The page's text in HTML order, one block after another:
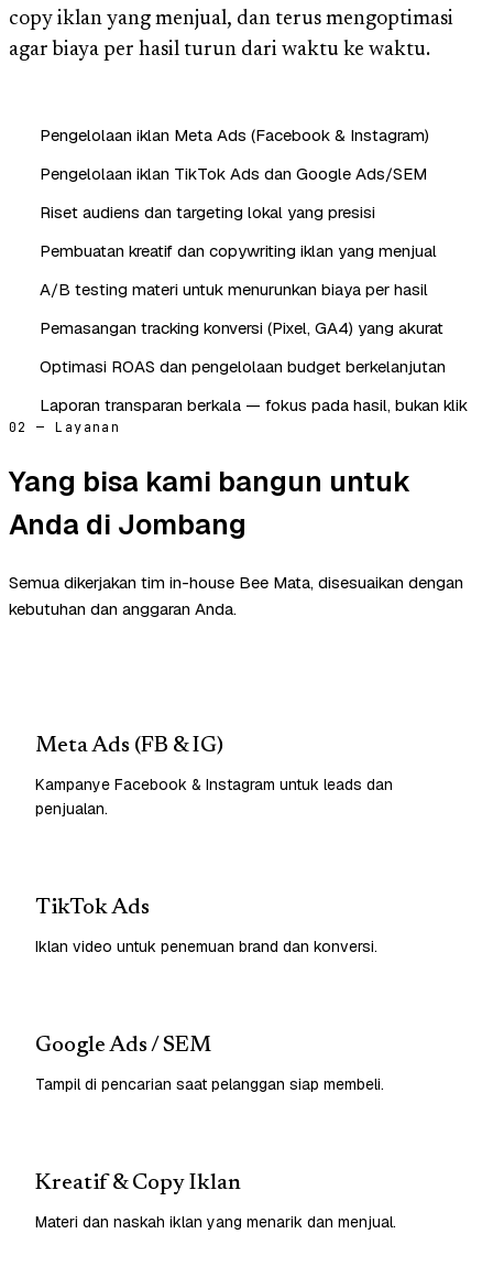
copy iklan yang menjual, dan terus mengoptimasi
agar biaya per hasil turun dari waktu ke waktu.
Pengelolaan iklan Meta Ads (Facebook & Instagram)
Pengelolaan iklan TikTok Ads dan Google Ads/SEM
Riset audiens dan targeting lokal yang presisi
Pembuatan kreatif dan copywriting iklan yang menjual
A/B testing materi untuk menurunkan biaya per hasil
Pemasangan tracking konversi (Pixel, GA4) yang akurat
Optimasi ROAS dan pengelolaan budget berkelanjutan
Laporan transparan berkala — fokus pada hasil, bukan klik
02 — Layanan
Yang bisa kami bangun untuk
Anda di Jombang
Semua dikerjakan tim in-house Bee Mata, disesuaikan dengan
kebutuhan dan anggaran Anda.
Meta Ads (FB & IG)
Kampanye Facebook & Instagram untuk leads dan
penjualan.
TikTok Ads
Iklan video untuk penemuan brand dan konversi.
Google Ads / SEM
Tampil di pencarian saat pelanggan siap membeli.
Kreatif & Copy Iklan
Materi dan naskah iklan yang menarik dan menjual.